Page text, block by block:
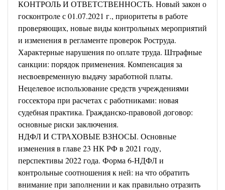
КОНТРОЛЬ И ОТВЕТСТВЕННОСТЬ. Новый закон о
госконтроле с 01.07.2021 г., приоритеты в работе
проверяющих, новые виды контрольных мероприятий
и изменения в регламенте проверок Роструда.
Характерные нарушения по оплате труда. Штрафные
санкции: порядок применения. Компенсация за
несвоевременную выдачу заработной платы.
Нецелевое использование средств учреждениями
госсектора при расчетах с работниками: новая
судебная практика. Гражданско-правовой договор:
основные риски заключения.
НДФЛ И СТРАХОВЫЕ ВЗНОСЫ. Основные
изменения в главе 23 НК РФ в 2021 году,
перспективы 2022 года. Форма 6-НДФЛ и
контрольные соотношения к ней: на что обратить
внимание при заполнении и как правильно отразить